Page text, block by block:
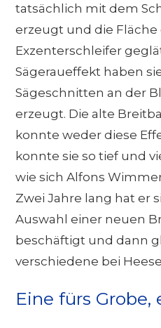
tatsächlich mit dem
erzeugt und die
Exzenterschleifer
Sägeraueffekt haben
Sägeschnitten an der
erzeugt. Die alte
konnte weder diese
konnte sie so tief und
wie sich Alfons
Zwei Jahre lang hat er
Auswahl einer neuen
beschäftigt und dann
verschiedene bei
Eine fürs Grobe,